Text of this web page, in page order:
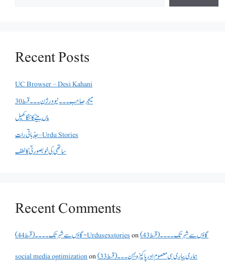
Recent Posts
UC Browser – Desi Kahani
میجر صاحب۔۔۔نیو ورژن ۔۔۔قسط 30
ماں بیٹے کا ننگا کھیل
جذباتی رات – Urdu Stories
ساتھی کی خوبصورتی کا لطف
Recent Comments
گاؤں سے شہر تک۔۔۔۔(قسط 44) - Urdusexstorieson
گاؤں سے شہر تک۔۔۔۔(قسط 43)
social media optimizationon ہماری پیاری سی معصوم اور پاکیزہ بہن۔۔۔(قسط33)